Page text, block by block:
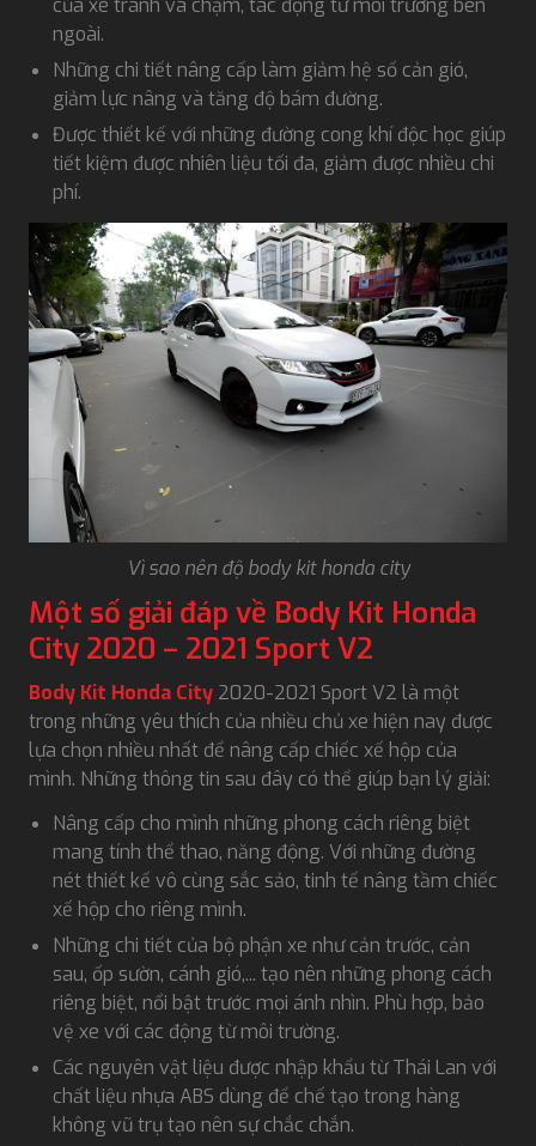
của xe tránh va chạm, tác động từ môi trường bên
ngoài.
Những chi tiết nâng cấp làm giảm hệ số cản gió,
giảm lực nâng và tăng độ bám đường.
Được thiết kế với những đường cong khí độc học giúp
tiết kiệm được nhiên liệu tối đa, giảm được nhiều chi
phí.
Vì sao nên độ body kit honda city
Một số giải đáp về Body Kit Honda
City 2020 – 2021 Sport V2
Body Kit Honda City 2020-2021 Sport V2 là một
trong những yêu thích của nhiều chủ xe hiện nay được
lựa chọn nhiều nhất để nâng cấp chiếc xế hộp của
mình. Những thông tin sau đây có thể giúp bạn lý giải:
Nâng cấp cho mình những phong cách riêng biệt
mang tính thể thao, năng động. Với những đường
nét thiết kế vô cùng sắc sảo, tinh tế nâng tầm chiếc
xế hộp cho riêng mình.
Những chi tiết của bộ phận xe như cản trước, cản
sau, ốp sườn, cánh gió,... tạo nên những phong cách
riêng biệt, nổi bật trước mọi ánh nhìn. Phù hợp, bảo
vệ xe với các động từ môi trường.
Các nguyên vật liệu được nhập khẩu từ Thái Lan với
chất liệu nhựa ABS dùng để chế tạo trong hàng
không vũ trụ tạo nên sự chắc chắn.